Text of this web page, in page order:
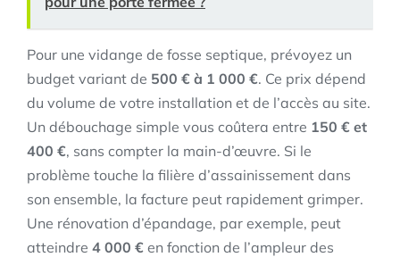
Pour une vidange de fosse septique, prévoyez un
budget variant de 500 € à 1 000 €. Ce prix dépend
du volume de votre installation et de l’accès au site.
Un débouchage simple vous coûtera entre 150 € et
400 €, sans compter la main-d’œuvre. Si le
problème touche la filière d’assainissement dans
son ensemble, la facture peut rapidement grimper.
Une rénovation d’épandage, par exemple, peut
atteindre 4 000 € en fonction de l’ampleur des